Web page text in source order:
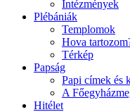
Intézmények
Plébániák
Templomok
Hova
Térkép
Papság
Papi címek és
A
Hitélet